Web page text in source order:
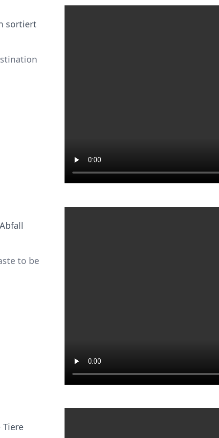
sortiert
to be
Tiere